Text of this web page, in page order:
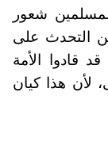
شعور
التحدث على
قادوا الأمة
لأن هذا كيان